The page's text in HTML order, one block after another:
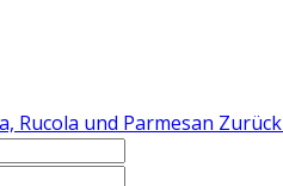
Rucola und Parmesan Zurück